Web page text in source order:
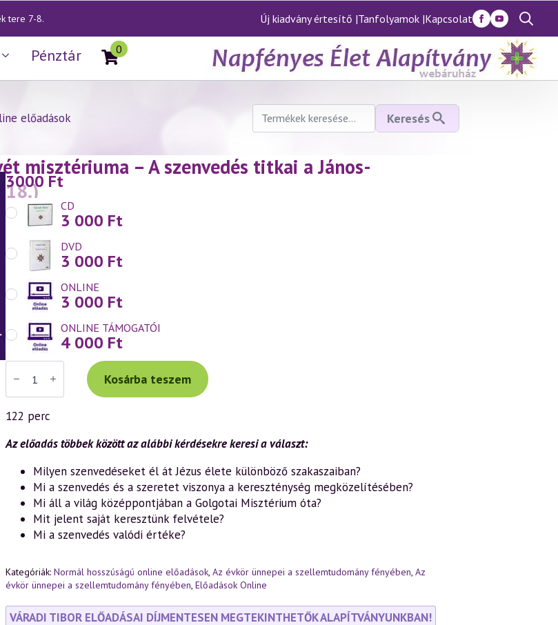
tere 7-8. Új kiadvány értesítő |Tanfolyamok |Kapcsolat
Search
for:
Pénztár 0
előadások
Keresés
következőre:
Keresés
misztériuma – A szenvedés titkai a János-
3000Ft
CD
3 000 Ft
DVD
3 000 Ft
ONLINE
3 000 Ft
ONLINE TÁMOGATÓI
4 000 Ft
Váradi
Tibor
előadás
(1037)
—
Húsvét
–
szenvedés
titkai
János-
kereszténység
fényében
(2025.04.18.)
mennyiség
Kosárba teszem
122 perc
Az előadás többek között az alábbi kérdésekre keresi a választ:
Milyen szenvedéseket él át Jézus élete különböző szakaszaiban?
Mi a szenvedés és a szeretet viszonya a kereszténység megközelítésében?
Mi áll a világ középpontjában a Golgotai Misztérium óta?
Mit jelent saját keresztünk felvétele?
Mi a szenvedés valódi értéke?
Kategóriák: Normál hosszúságú online előadások, Az évkör ünnepei a szellemtudomány fényében, Az
évkör ünnepei a szellemtudomány fényében, Előadások Online
VÁRADI TIBOR ELŐADÁSAI DÍJMENTESEN MEGTEKINTHETŐK ALAPÍTVÁNYUNKBAN!